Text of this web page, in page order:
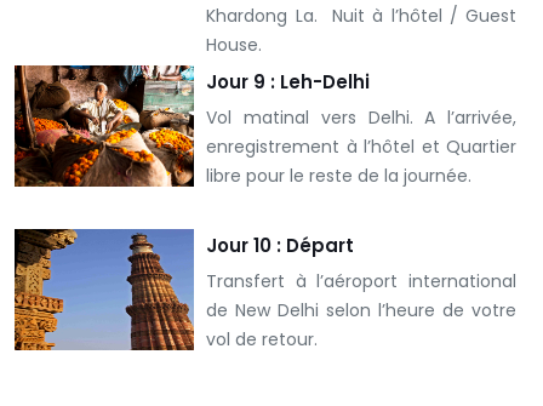
Khardong La. Nuit à l’hôtel / Guest
House.
Jour 9 : Leh-Delhi
Vol matinal vers Delhi. A l’arrivée,
enregistrement à l’hôtel et Quartier
libre pour le reste de la journée.
Jour 10 : Départ
Transfert à l’aéroport international
de New Delhi selon l’heure de votre
vol de retour.